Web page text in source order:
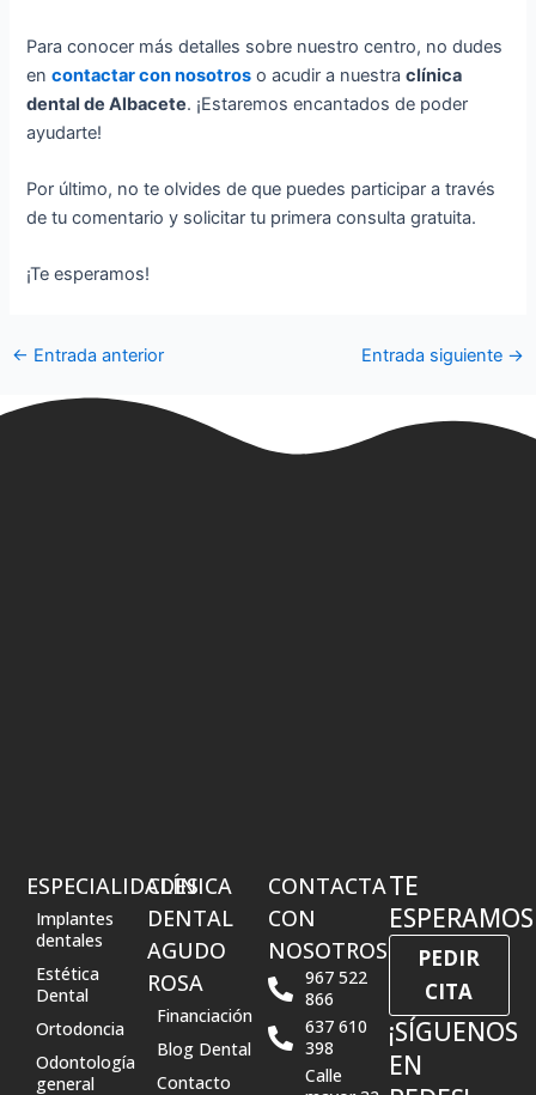
Para conocer más detalles sobre nuestro centro, no dudes
encontactar con nosotros o acudir a nuestraclínica
dental de Albacete. ¡Estaremos encantados de poder
ayudarte!
Por último, no te olvides de que puedes participar a través
de tu comentario y solicitar tu primera consulta gratuita.
¡Te esperamos!
← Entrada anterior Entrada siguiente →
ESPECIALIDADES
Implantes
dentales
Estética
Dental
Ortodoncia
Odontología
general
CLÍNICA
DENTAL
AGUDO
ROSA
Financiación
Blog Dental
Contacto
CONTACTA
CON
NOSOTROS
967 522
866
637 610
398
Calle
TE
ESPERAMOS
PEDIR
CITA
¡SÍGUENOS
EN